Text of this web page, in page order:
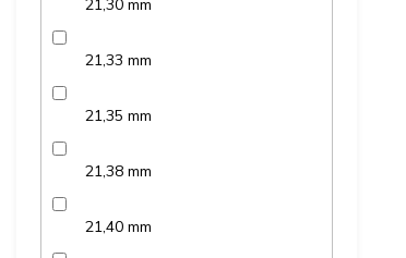
21,30 mm
21,33 mm
21,35 mm
21,38 mm
21,40 mm